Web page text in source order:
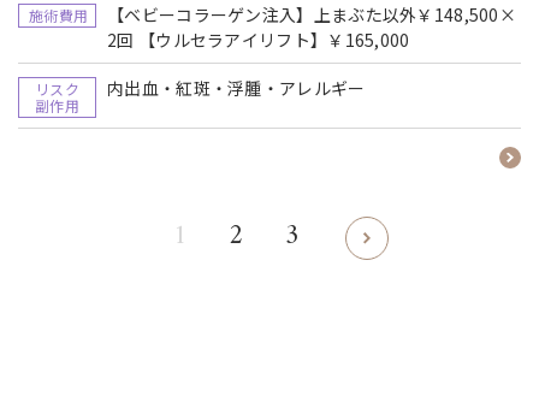
施術費用
【ベビーコラーゲン注入】上まぶた以外￥148,500×
2回 【ウルセラアイリフト】￥165,000
リスク
副作用
内出血・紅斑・浮腫・アレルギー
1 2 3